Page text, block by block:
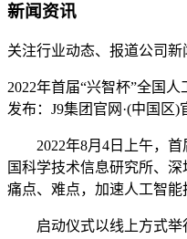
新闻资讯
关注行业动态、报道公司新
2022年首届“兴智杯”全国
发布：J9集团官网·(中国区)
2022年8月4日上午，首
国科学技术信息研究所、
痛点、难点，加速人工智能
启动仪式以线上方式举行